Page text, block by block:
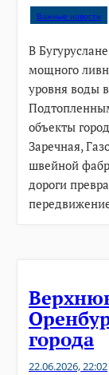
Важные новости
В
мощного
уровня воды
объекты
Заречная,
швейной
дороги
города
22.06.2026, 22:02